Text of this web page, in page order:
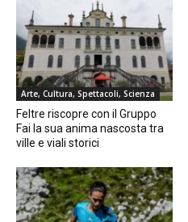
Arte, Cultura, Spettacoli, Scienza
Feltre riscopre con il Gruppo
Fai la sua anima nascosta tra
ville e viali storici